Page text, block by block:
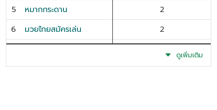
5
หมากกระดาน
2
6
มวยไทยสมัครเล่น
2
ดูเพิ่มเติม